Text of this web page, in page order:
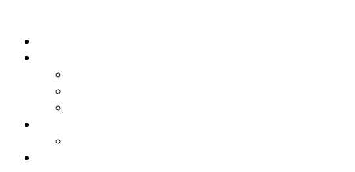
content